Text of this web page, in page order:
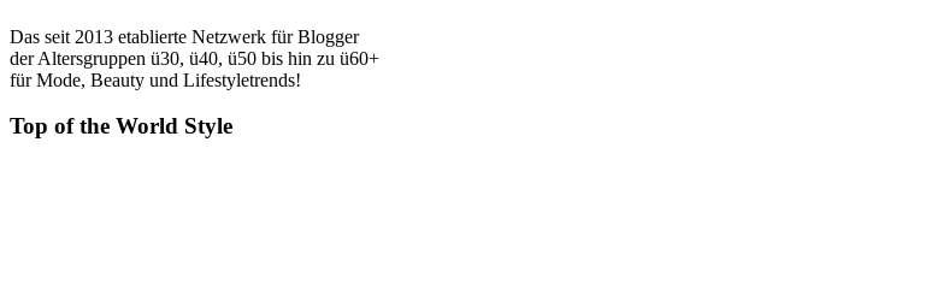
Das seit 2013 etablierte Netzwerk für Blogger
der Altersgruppen ü30, ü40, ü50 bis hin zu ü60+
für Mode, Beauty und Lifestyletrends!
Top of the World Style